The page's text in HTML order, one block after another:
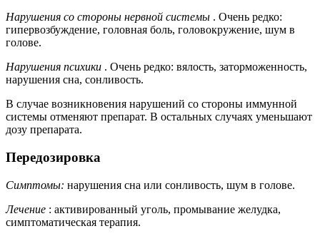
Нарушения со стороны нервной системы . Очень редко:
гипервозбуждение, головная боль, головокружение, шум в
голове.
Нарушения психики . Очень редко: вялость, заторможенность,
нарушения сна, сонливость.
В случае возникновения нарушений со стороны иммунной
системы отменяют препарат. В остальных случаях уменьшают
дозу препарата.
Передозировка
Симптомы: нарушения сна или сонливость, шум в голове.
Лечение : активированный уголь, промывание желудка,
симптоматическая терапия.